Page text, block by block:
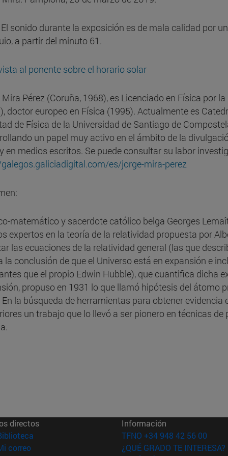
sonido durante la exposición es de mala calidad por
a partir del minuto 61.
al ponente sobre el horario solar
Pérez (Coruña, 1968), es Licenciado en Física por
doctor europeo en Física (1995). Actualmente es
de Física de la Universidad de Santiago de
un papel muy activo en el ámbito de la
en medios escritos. Se puede consultar su labor
es/jorge-mira-perez
matemático y sacerdote católico belga Georges
expertos en la teoría de la relatividad propuesta por
las ecuaciones de la relatividad general (las que
la conclusión de que el Universo está en expansión e
que el propio Edwin Hubble), que cuantifica dicha
propuso en 1931 lo que llamó hipótesis del átomo
En la búsqueda de herramientas para obtener
un trabajo que lo llevó a ser pionero en técnicas
directos
(abre en nueva ventana)
correo(abre en nueva ventana)
Información
TFNO +34 948 42 56 00
¿QUÉ GRADO TE INTERESA?